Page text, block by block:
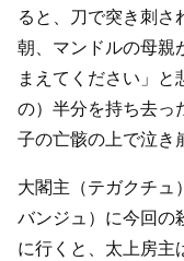
ると、刀で突き刺さ
朝、マンドルの母親
まえてください」
の）半分を持ち去っ
子の亡骸の上で泣き
大閣主（テガクチュ
バンジュ）に今回の
に行くと、太上房主